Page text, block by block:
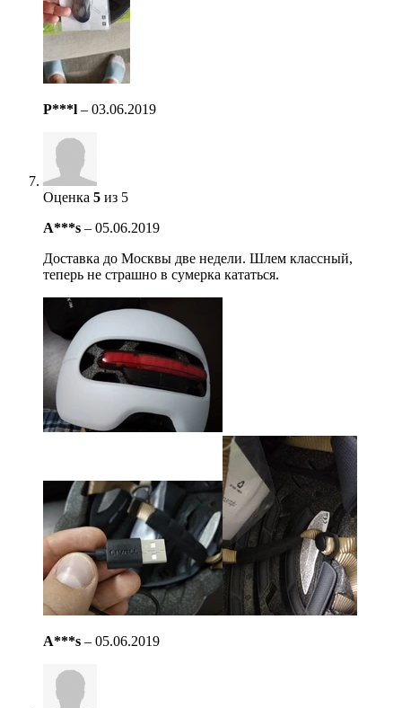
P***l – 03.06.2019
Оценка 5 из 5
A***s – 05.06.2019
Доставка до Москвы две недели. Шлем классный,
теперь не страшно в сумерка кататься.
A***s – 05.06.2019